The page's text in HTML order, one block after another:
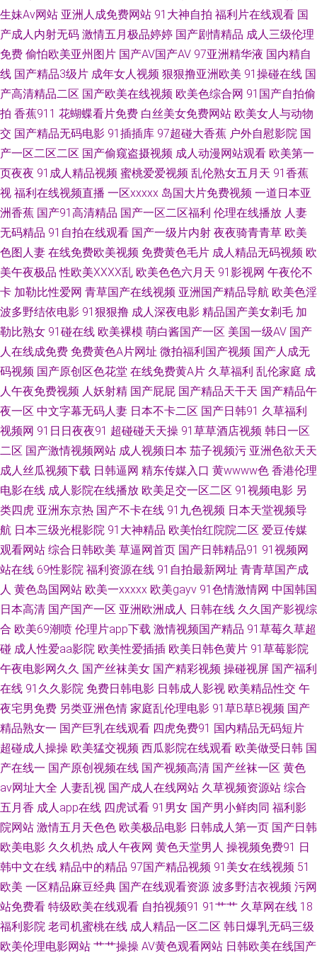
费蜜桃 国产香蕉8 91传媒入口 久久Av久久潮吹 91东京热中文字幕 久久精品
只有18岁 91免费在线看 人人干人人摸 91网站免費观看 人妻熟女在线网址
91在线A级片 深夜福利剧场 wwwcom网站 免费成人三级网站 91天仙国产在
线观看 美女白絲18禁 51视频在线观看 国产精品福利久久 伊人精品影院 色网
123 97在线久久 久草肉棒视频 91cn在线 肏屄视频肏 新不卡的av在线播放
91免费福利在线视频 五月天av WWW黑丝AVHD 日本阿v视频 91中文视频在
线 欧日韩美精品四区 福利网址导航亚洲AV 日韩在线高潮 超碰人肏人 欧美性
字幕人妻有码在线 激情婷婷久久亚洲 91国产丝袜在线观看 国产精品AV福利
51永久免费探花 东京热人与兽一线天 91社精品 九一免费看片 91官网在线观
看 国内情侣视频在线91 91狼友网操操 狼友成人在线观看 91非常黄男女爆躁
N 熟女91 91在线免费观看蜜臀 男人的天堂东京道 91AV深夜福利视频 内射
亚洲三级AV 99热青青青草 男人天堂成人网 91TV在线观看网站 久久99国产
精品99 91大神视频在线观看网址 激情婷婷网 一级av91日韩 久久999 最新高
清无码专区 国产日韩综合1页 先锋影音av资源网 九草九在线 亚洲欧美视频视
频 福利看片网av 在线三级片口爆色 97视频 三级成人网址 91视频在线观看网
站 欧美久久视频 91福利社免费视频 久久青青草大香蕉 九热色色 在綫艹擦自
拍艹擦 www先锋av 影音先锋久久资源 东方av在线网 天美无码影院 91网业
链接 丝瓜肏肏 91资源在线观看视频 欧美性人与兽 91黑丝视频 成人剧场 91
草美女 激情综合传媒 婷婷国产福利 91精品成品种 国产黄精品合集视频 国模
尻屁 五月天日日干 97就去干网站在线 亚洲盗色 福利aⅴ网 五月丁香花视频
91网址在线观看视频 欧美浮力第四页 wwwmismik 日韩新片本番 99精品小
视频 男人的天堂A片 wwwsesecom 亚洲97影院 国产玖玖一区 亚洲无码黄色
网址 不卡的欧美性爱 少妇后入 俺来也听听婷 日韩午夜福利精品 91在线免费
生妹Av网站 亚洲人成免费网站 91大神自拍 福利片在线观看 国
产成人内射无码 激情五月极品婷婷 国产剧情精品 成人三级伦理
免费 偷怕欧美亚州图片 国产AV国产AV 97亚洲精华液 国内精自
线 国产精品3级片 成年女人视频 狠狠撸亚洲欧美 91操碰在线 国
产高清精品二区 国产欧美在线视频 欧美色综合网 91国产自拍偷
拍 香蕉911 花蝴蝶看片免费 白丝美女免费网站 欧美女人与动物
交 国产精品无码电影 91插插库 97超碰大香蕉 户外自慰影院 国
产一区二区二区 国产偷窥盗摄视频 成人动漫网站观看 欧美第一
页夜夜 91成人精品视频 蜜桃爱爱视频 乱伦熟女五月天 91香蕉
视 福利在线视频直播 一区xxxxx 岛国大片免费视频 一道日本亚
洲香蕉 国产91高清精品 国产一区二区福利 伦理在线播放 人妻
无码精品 91自拍在线观看 国产一级片内射 夜夜骑青青草 欧美
色图人妻 在线免费欧美视频 免费黄色毛片 成人精品无码视频 欧
美午夜极品 性欧美ⅩⅩⅩⅩ乱 欧美色色六月天 91影视网 午夜伦不
卡 加勒比性爱网 青草国产在线视频 亚洲国产精品导航 欧美色淫
波多野结依电影 91狠狠撸 成人深夜电影 精品国产美女剃毛 加
勒比熟女 91碰在线 欧美裸模 萌白酱国产一区 美国一级AV 国产
人在线成免费 免费黄色A片网址 微拍福利国产视频 国产人成无
码视频 国产原创区色花堂 在线免费黄A片 久草福利 乱伦家庭 成
人午夜免费视频 人妖射精 国产屁屁 国产精品天干天 国产精品午
夜一区 中文字幕无码人妻 日本不卡二区 国产日韩91 久草福利
视频网 91日日夜夜91 超碰碰天天操 91草草酒店视频 韩日一区
二区 国产激情视频网站 成人视频日本 茄子视频污 亚洲色欲天天
成人丝瓜视频下载 日韩逼网 精东传媒入口 黄wwww色 香港伦理
电影在线 成人影院在线播放 欧美足交一区二区 91视频电影 另
类四虎 亚洲东京热 国产不卡在线 91九色视频 日本天堂视频导
航 日本三级光棍影院 91大神精品 欧美怡红院院二区 爱豆传媒
观看网站 综合日韩欧美 草逼网首页 国产日韩精品91 91视频网
站在线 69性影院 福利资源在线 91自拍最新网址 青青草国产成
人 黄色岛国网站 欧美一xxxxx 欧美gayv 91色情激情网 中国韩国
日本高清 国产国产一区 亚洲欧洲成人 日韩在线 久久国产影视综
合 欧美69潮喷 伦理片app下载 激情视频国产精品 91草莓久草超
碰 成人性爱aa影院 欧美性爱插插 欧美日韩色黄片 91草莓影院
午夜电影网久久 国产丝袜美女 国产精彩视频 操碰视屏 国产福利
在线 91久久影院 免费日韩电影 日韩成人影视 欧美精品性交 午
夜宅男免费 另类亚洲色情 家庭乱伦理电影 91草B草B视频 国产
精品熟女一 国产巨乳在线观看 四虎免费91 国内精品无码短片
超碰成人操操 欧美猛交视频 西瓜影院在线观看 欧美做受日韩 国
产在线一 国产原创视频在线 国产视频高清 国产丝袜一区 黄色
av网址大全 人妻乱视 国产成人在线网站 久草视频资源站 综合
五月香 成人app在线 四虎试看 91男女 国产男小鲜肉同 福利影
院网站 激情五月天色色 欧美极品电影 日韩成人第一页 国产日韩
欧美电影 久久机热 成人午夜网 黄色天堂男人 操视频免费91 日
韩中文在线 精品中的精品 97国产精品视频 91美女在线视频 51
欧美 一区精品麻豆经典 国产在线观看资源 波多野洁衣视频 污网
站免费看 特级欧美在线观看 自拍视频91 91艹艹 久草网在线 18
福利影院 老司机蜜桃在线 成人精品一区二区 韩日爆乳无码三级
欧美伦理电影网站 艹艹操操 AV黄色观看网站 日韩欧美在线国产